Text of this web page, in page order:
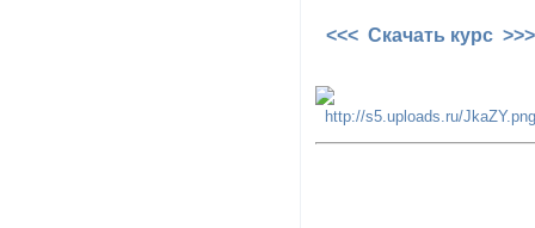
<<< Скачать курс >>>